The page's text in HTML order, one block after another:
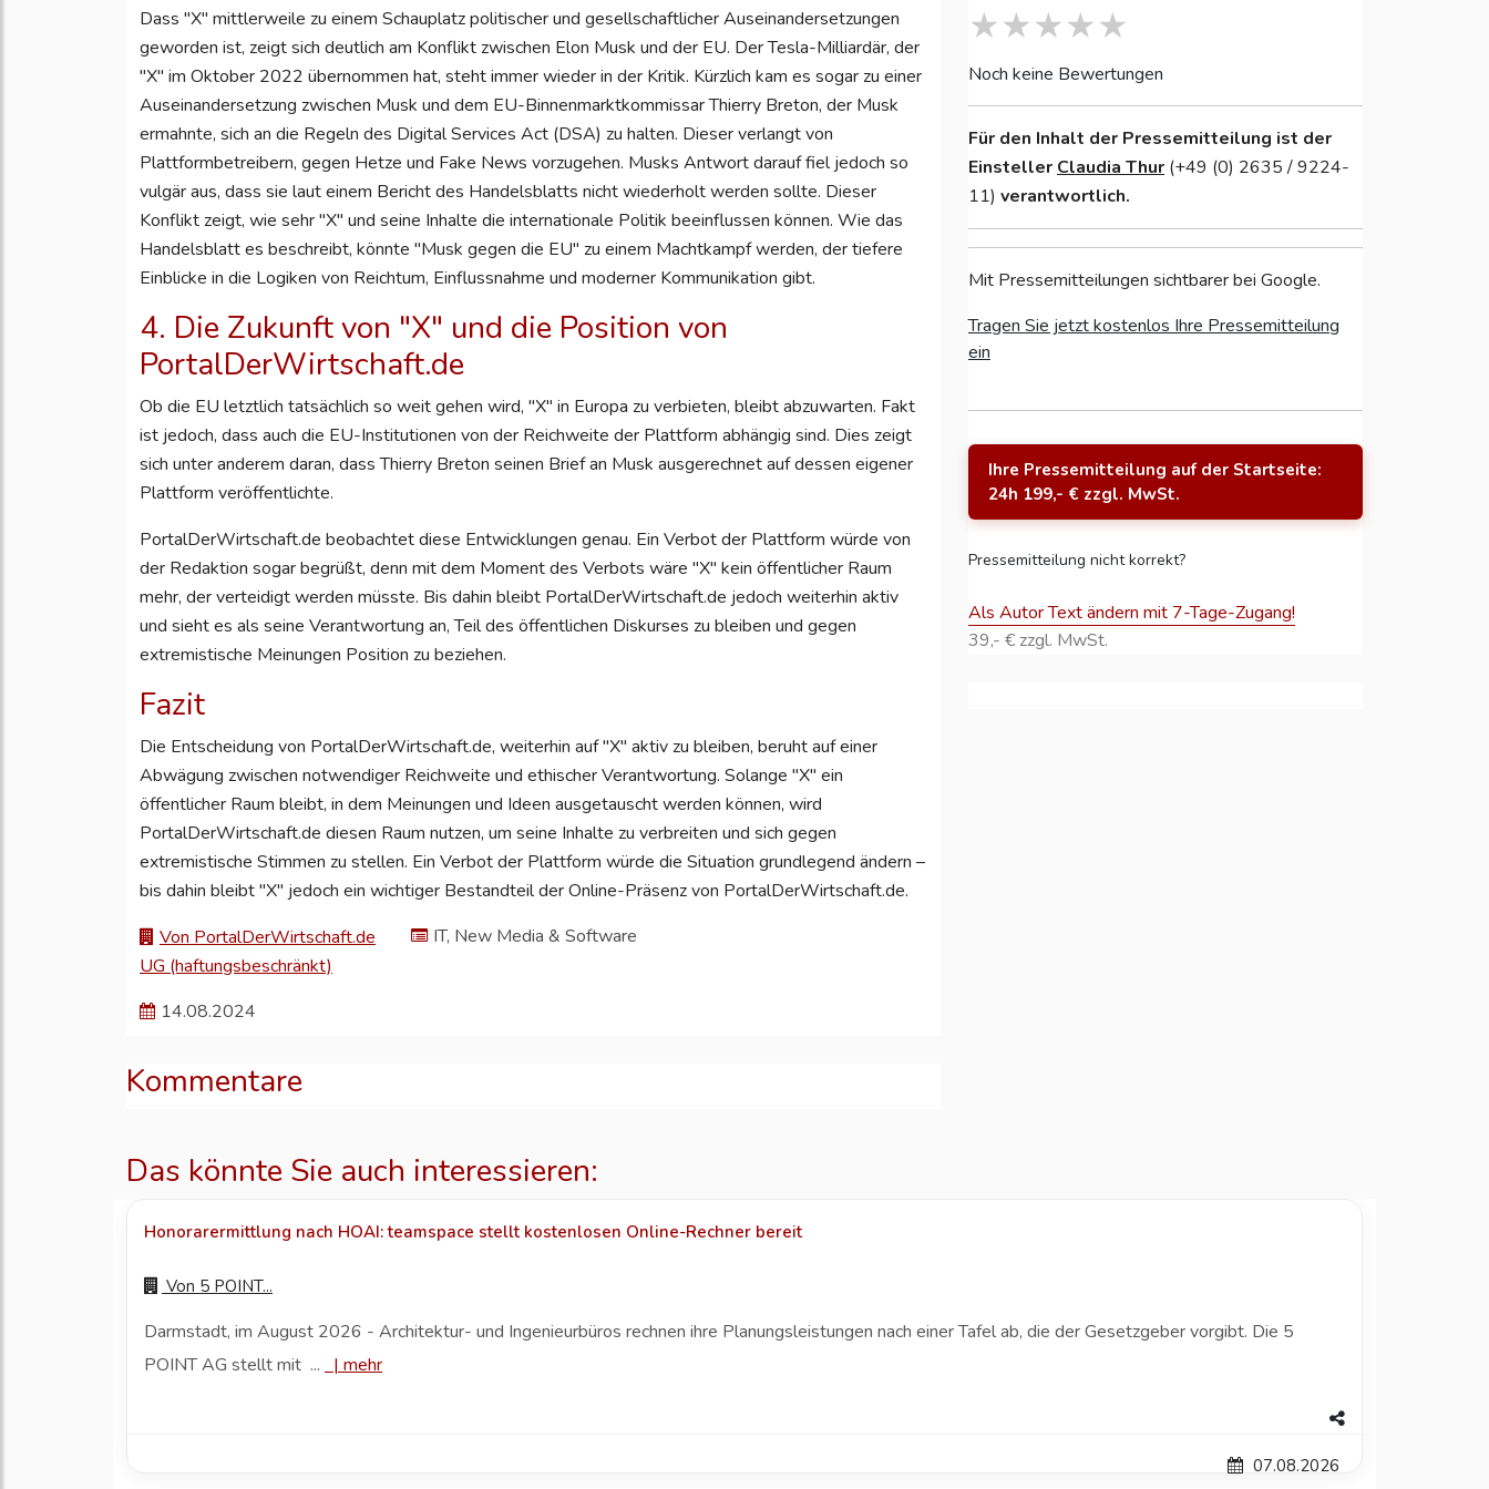
Dass "X" mittlerweile zu einem Schauplatz politischer und gesellschaftlicher Auseinandersetzungen
geworden ist, zeigt sich deutlich am Konflikt zwischen Elon Musk und der EU. Der Tesla-Milliardär, der
"X" im Oktober 2022 übernommen hat, steht immer wieder in der Kritik. Kürzlich kam es sogar zu einer
Auseinandersetzung zwischen Musk und dem EU-Binnenmarktkommissar Thierry Breton, der Musk
ermahnte, sich an die Regeln des Digital Services Act (DSA) zu halten. Dieser verlangt von
Plattformbetreibern, gegen Hetze und Fake News vorzugehen. Musks Antwort darauf fiel jedoch so
vulgär aus, dass sie laut einem Bericht des Handelsblatts nicht wiederholt werden sollte. Dieser
Konflikt zeigt, wie sehr "X" und seine Inhalte die internationale Politik beeinflussen können. Wie das
Handelsblatt es beschreibt, könnte "Musk gegen die EU" zu einem Machtkampf werden, der tiefere
Einblicke in die Logiken von Reichtum, Einflussnahme und moderner Kommunikation gibt.
4. Die Zukunft von "X" und die Position von
PortalDerWirtschaft.de
Ob die EU letztlich tatsächlich so weit gehen wird, "X" in Europa zu verbieten, bleibt abzuwarten. Fakt
ist jedoch, dass auch die EU-Institutionen von der Reichweite der Plattform abhängig sind. Dies zeigt
sich unter anderem daran, dass Thierry Breton seinen Brief an Musk ausgerechnet auf dessen eigener
Plattform veröffentlichte.
PortalDerWirtschaft.de beobachtet diese Entwicklungen genau. Ein Verbot der Plattform würde von
der Redaktion sogar begrüßt, denn mit dem Moment des Verbots wäre "X" kein öffentlicher Raum
mehr, der verteidigt werden müsste. Bis dahin bleibt PortalDerWirtschaft.de jedoch weiterhin aktiv
und sieht es als seine Verantwortung an, Teil des öffentlichen Diskurses zu bleiben und gegen
extremistische Meinungen Position zu beziehen.
Fazit
Die Entscheidung von PortalDerWirtschaft.de, weiterhin auf "X" aktiv zu bleiben, beruht auf einer
Abwägung zwischen notwendiger Reichweite und ethischer Verantwortung. Solange "X" ein
öffentlicher Raum bleibt, in dem Meinungen und Ideen ausgetauscht werden können, wird
PortalDerWirtschaft.de diesen Raum nutzen, um seine Inhalte zu verbreiten und sich gegen
extremistische Stimmen zu stellen. Ein Verbot der Plattform würde die Situation grundlegend ändern –
bis dahin bleibt "X" jedoch ein wichtiger Bestandteil der Online-Präsenz von PortalDerWirtschaft.de.
Von PortalDerWirtschaft.de
UG (haftungsbeschränkt)
IT, New Media & Software
14.08.2024
Kommentare
Noch keine Bewertungen
Für den Inhalt der Pressemitteilung ist der
Einsteller Claudia Thur (+49 (0) 2635 / 9224-
11) verantwortlich.
Mit Pressemitteilungen sichtbarer bei Google.
Tragen Sie jetzt kostenlos Ihre Pressemitteilung
ein
Ihre Pressemitteilung auf der Startseite:
24h 199,- € zzgl. MwSt.
Pressemitteilung nicht korrekt?
Als Autor Text ändern mit 7-Tage-Zugang!
39,- € zzgl. MwSt.
Das könnte Sie auch interessieren:
Honorarermittlung nach HOAI: teamspace stellt kostenlosen Online-Rechner bereit
Von 5 POINT...
Darmstadt, im August 2026 - Architektur- und Ingenieurbüros rechnen ihre Planungsleistungen nach einer Tafel ab, die der Gesetzgeber vorgibt. Die 5
POINT AG stellt mit ... |mehr
07.08.2026